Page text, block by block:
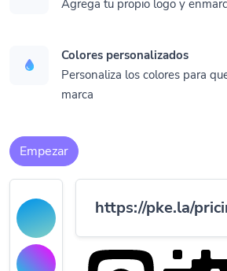
Agrega tu propio logo y
Colores personalizados
Personaliza los colores para
marca
Empezar
https://pke.la/